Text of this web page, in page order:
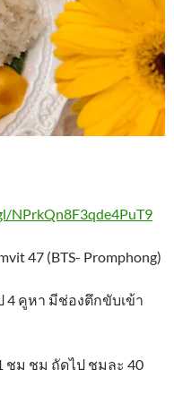
NPrkQn8F3qde4PuT9
47 (BTS- Promphong)
4 คูหา มีช่องตึกขับเข้า
ม ชม ถัดไป ชมละ 40